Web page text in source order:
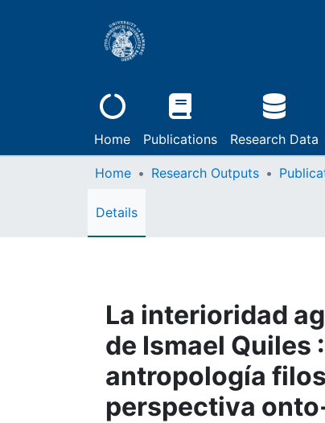
Home Publications Research Data
Home Research Outputs
Details
La interioridad
de Ismael Quiles
antropología
perspectiva